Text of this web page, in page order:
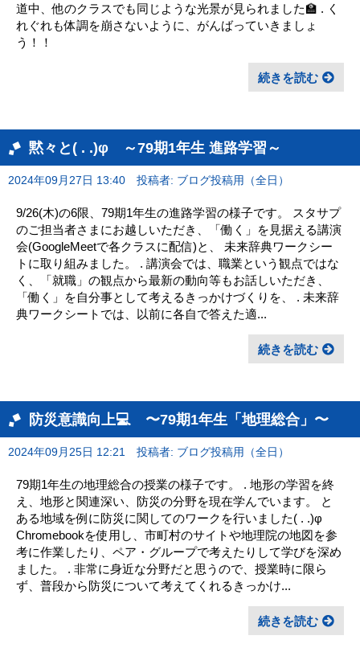
道中、他のクラスでも同じような光景が見られました🏫 . く
れぐれも体調を崩さないように、がんばっていきましょ
う！！
続きを読む
黙々と( . .)φ ～79期1年生 進路学習～
2024年09月27日 13:40 投稿者: ブログ投稿用（全日）
9/26(木)の6限、79期1年生の進路学習の様子です。 スタサプ
のご担当者さまにお越しいただき、「働く」を見据える講演
会(GoogleMeetで各クラスに配信)と、 未来辞典ワークシー
トに取り組みました。 . 講演会では、職業という観点ではな
く、「就職」の観点から最新の動向等もお話しいただき、
「働く」を自分事として考えるきっかけづくりを、 . 未来辞
典ワークシートでは、以前に各自で答えた適...
続きを読む
防災意識向上💻 〜79期1年生「地理総合」〜
2024年09月25日 12:21 投稿者: ブログ投稿用（全日）
79期1年生の地理総合の授業の様子です。 . 地形の学習を終
え、地形と関連深い、防災の分野を現在学んでいます。 と
ある地域を例に防災に関してのワークを行いました( . .)φ
Chromebookを使用し、市町村のサイトや地理院の地図を参
考に作業したり、ペア・グループで考えたりして学びを深め
ました。 . 非常に身近な分野だと思うので、授業時に限ら
ず、普段から防災について考えてくれるきっかけ...
続きを読む